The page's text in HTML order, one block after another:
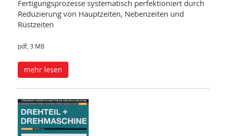
Fertigungsprozesse systematisch perfektioniert durch
Reduzierung von Hauptzeiten, Nebenzeiten und
Rüstzeiten
pdf, 3 MB
mehr lesen